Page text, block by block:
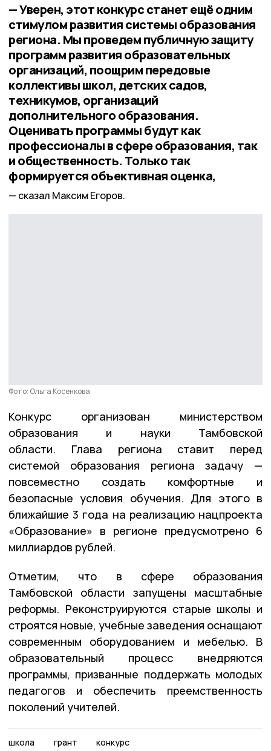
— Уверен, этот конкурс станет ещё одним
стимулом развития системы образования
региона. Мы проведем публичную защиту
программ развития образовательных
организаций, поощрим передовые
коллективы школ, детских садов,
техникумов, организаций
дополнительного образования.
Оценивать программы будут как
профессионалы в сфере образования, так
и общественность. Только так
формируется объективная оценка,
сказал Максим Егоров.
Фото: Ольга Косенкова
Конкурс организован министерством
образования и науки Тамбовской
области. Глава региона ставит перед
системой образования региона задачу —
повсеместно создать комфортные и
безопасные условия обучения. Для этого в
ближайшие 3 года на реализацию нацпроекта
«Образование» в регионе предусмотрено 6
миллиардов рублей.
Отметим, что в сфере образования
Тамбовской области запущены масштабные
реформы. Реконструируются старые школы и
строятся новые, учебные заведения оснащают
современным оборудованием и мебелью. В
образовательный процесс внедряются
программы, призванные поддержать молодых
педагогов и обеспечить преемственность
поколений учителей.
школа грант конкурс